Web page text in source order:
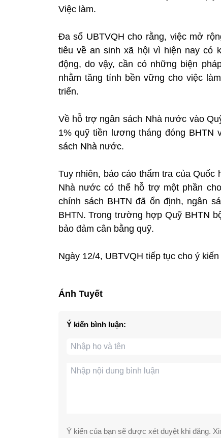
Việc làm.
Đa số UBTVQH cho rằng, việc mở
tiêu về an sinh xã hội vì hiện nay có
động, do vậy, cần có những biện
nhằm tăng tính bền vững cho việc
triển.
Về hỗ trợ ngân sách Nhà nước vào
1% quỹ tiền lương tháng đóng
sách Nhà nước.
Tuy nhiên, báo cáo thẩm tra của
Nhà nước có thể hỗ trợ một phần
chính sách BHTN đã ổn định, ngân
BHTN. Trong trường hợp Quỹ BHTN
bảo đảm cân bằng quỹ.
Ngày 12/4, UBTVQH tiếp tục cho ý
Ánh Tuyết
Ý kiến bình luận:
Ý kiến của bạn sẽ được xét duyệt khi đăng.